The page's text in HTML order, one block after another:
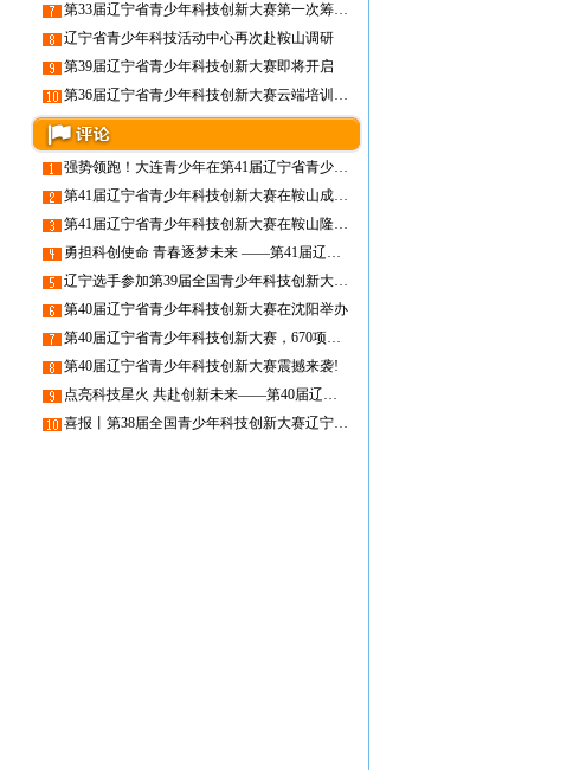
第33届辽宁省青少年科技创新大赛第一次筹备工作会在沈阳召开
辽宁省青少年科技活动中心再次赴鞍山调研
第39届辽宁省青少年科技创新大赛即将开启
第36届辽宁省青少年科技创新大赛云端培训顺利开展
强势领跑！大连青少年在第41届辽宁省青少年科技创新大赛中斩获佳绩
第41届辽宁省青少年科技创新大赛在鞍山成功举办
第41届辽宁省青少年科技创新大赛在鞍山隆重启幕
勇担科创使命 青春逐梦未来 ——第41届辽宁省青少年科技创新大赛即将启幕
辽宁选手参加第39届全国青少年科技创新大赛喜获“中国科协主席奖”
第40届辽宁省青少年科技创新大赛在沈阳举办
第40届辽宁省青少年科技创新大赛，670项创新作品参赛！
第40届辽宁省青少年科技创新大赛震撼来袭!
点亮科技星火 共赴创新未来——第40届辽宁省青少年科技创新大赛为你而来!
喜报丨第38届全国青少年科技创新大赛辽宁代表队取得历史突破